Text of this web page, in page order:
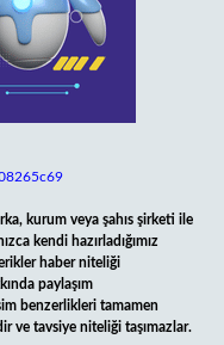
kurum veya şahıs şirketi ile
kendi hazırladığımız
haber niteliği
paylaşım
benzerlikleri tamamen
ve tavsiye niteliği taşımazlar.